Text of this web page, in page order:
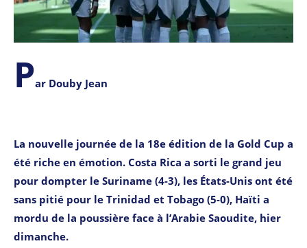
Par Douby Jean
La nouvelle journée de la 18e édition de la Gold Cup a
été riche en émotion. Costa Rica a sorti le grand jeu
pour dompter le Suriname (4-3), les États-Unis ont été
sans pitié pour le Trinidad et Tobago (5-0), Haïti a
mordu de la poussière face à l’Arabie Saoudite, hier
dimanche.